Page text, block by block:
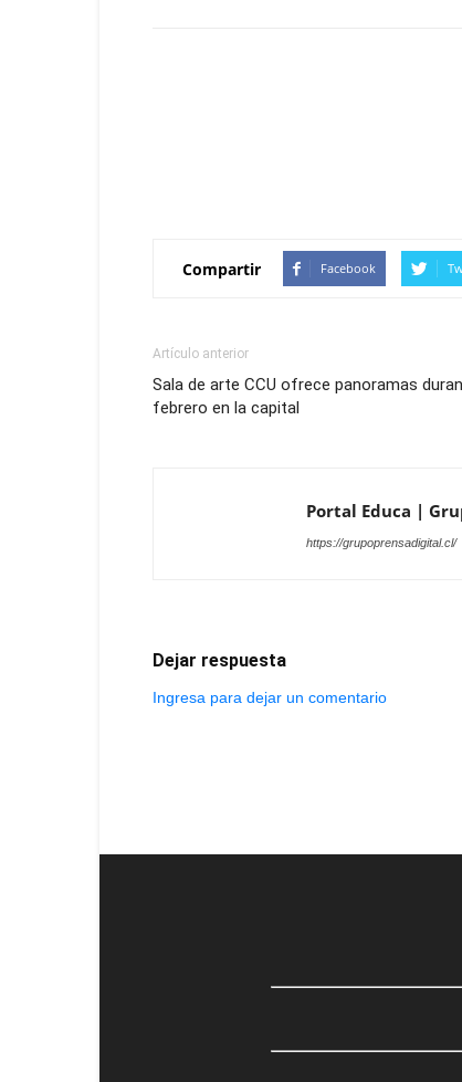
Compartir Facebook
Artículo anterior
Sala de arte CCU ofrece panoramas
febrero en la capital
Portal Educa |
https://grupoprensadigital.cl/
Dejar respuesta
Ingresa para dejar un comentario